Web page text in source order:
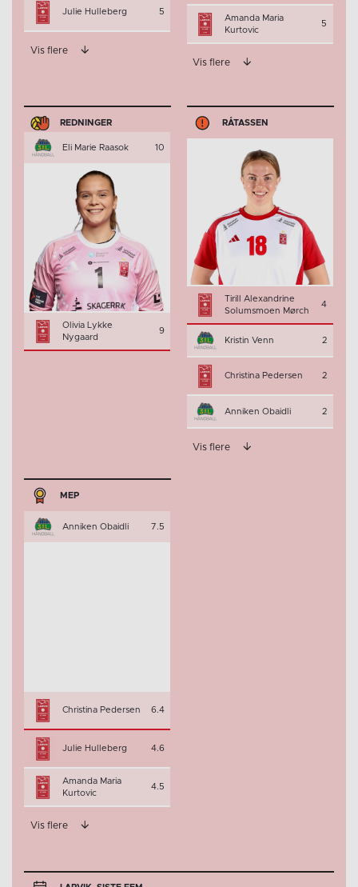
Julie Hulleberg 5
Vis flere
Amanda Maria
Kurtovic
5
Vis flere
REDNINGER
Eli Marie Raasok 10
Olivia Lykke
Nygaard
9
RÅTASSEN
Tirill Alexandrine
Solumsmoen Mørch
4
Kristin Venn 2
Christina Pedersen 2
Anniken Obaidli 2
Vis flere
MEP
Anniken Obaidli 7.5
Christina Pedersen 6.4
Julie Hulleberg 4.6
Amanda Maria
Kurtovic
4.5
Vis flere